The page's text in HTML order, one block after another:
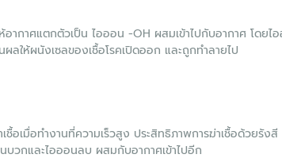
กาศแตกตัวเป็น ไอออน -OH ผสมเข้าไปกับอากาศ โดยไอ
ลให้ผนังเซลของเชื้อโรคเปิดออก และถูกทำลายไป
ชื้อเมื่อทำงานที่ความเร็วสูง ประสิทธิภาพการฆ่าเชื้อด้วยรัง
บวกและไอออนลบ ผสมกับอากาศเข้าไปอีก